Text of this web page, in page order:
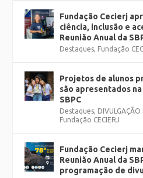
Fundação Cecierj
ciência, inclusão e
Reunião Anual da
Destaques, Fundação
Projetos de alunos
são apresentados na
SBPC
Destaques, DIVULGAÇÃO
Fundação CECIERJ
Fundação Cecierj
Reunião Anual da
programação de